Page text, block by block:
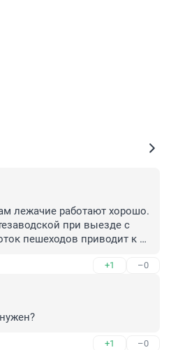
лежачие работают хорошо.
при выезде с
пешеходов приводит к
+1 –0
+1 –0